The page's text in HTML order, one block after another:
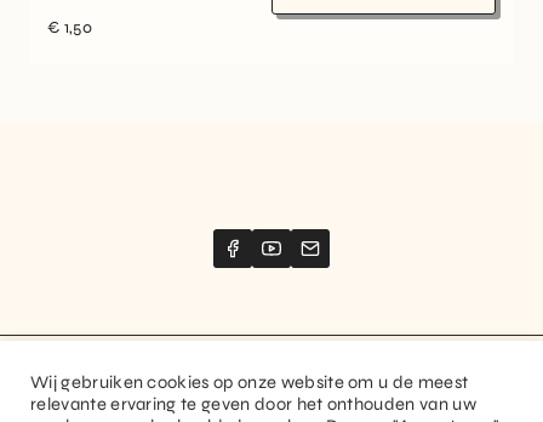
€ 1,50
Website created byStimize
Wij gebruiken cookies op onze website om u de meest
relevante ervaring te geven door het onthouden van uw